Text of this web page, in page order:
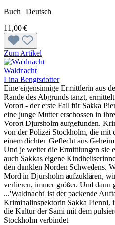
Buch | Deutsch
11,00 €
Zum Artikel
Waldnacht
Lina Bengtsdotter
Eine eigensinnige Ermittlerin aus
Rande des Abgrunds tanzt,
Vorort - der erste Fall für Sakka
eine junge Mutter erschossen in
Vorort Djursholm aufgefunden.
von der Polizei Stockholm, die mit
einem dichten Geflecht aus
Und je weiter die Ermittlungen sie
auch Sakkas eigene
den dunklen Norden Schwedens.
Mord in Djursholm aufzuklären,
verlieren, immer größer. Und dann
...'Waldnacht' ist der packende
Kriminalinspektorin Sakka Pienni,
die Kultur der Sami mit dem
Stockholm verbindet.